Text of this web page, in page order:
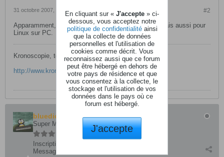
#2
31 octobre 2007, 19h08
Apparamment, pas uniquement pour le Lionstracs mais aussi pour
Linux sur PC.
Kronoscopie, tout sur le Kronos
http://www.kronoscopie.fr
bluedid
Super Modérateurs
Inscription:
Messages:
En cliquant sur « J'accepte » ci-
dessous, vous acceptez notre
politique de confidentialitéainsi
que la collecte de données
personnelles et l'utilisation de
cookies comme décrit. Vous
reconnaissez aussi que ce forum
peut être hébergé en dehors de
votre pays de résidence et que
vous consentez à la collecte, le
stockage et l'utilisation de vos
données dans le pays où ce
forum est hébergé.
J'accepte